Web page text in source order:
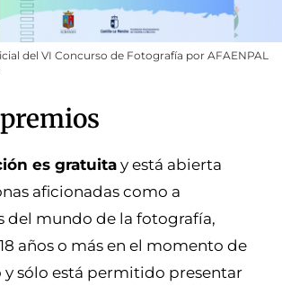
del VI Concurso de Fotografía por AFAENPAL
es gratuita y está abierta
aficionadas como a
del mundo de la fotografía,
años o más en el momento de
sólo está permitido presentar